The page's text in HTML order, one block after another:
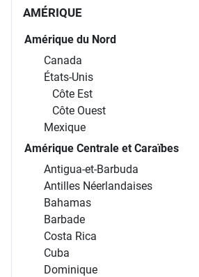
AMÉRIQUE
Amérique du Nord
Canada
États-Unis
Côte Est
Côte Ouest
Mexique
Amérique Centrale et Caraïbes
Antigua-et-Barbuda
Antilles Néerlandaises
Bahamas
Barbade
Costa Rica
Cuba
Dominique